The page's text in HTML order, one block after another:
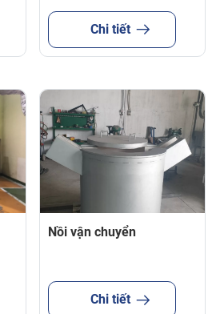
Chi tiết
Nồi vận chuyển
Chi tiết